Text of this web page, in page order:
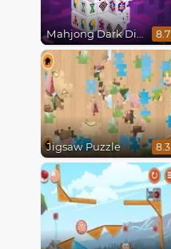
Mahjong Dark Dimensions 8.7
Jigsaw Puzzle 8.3